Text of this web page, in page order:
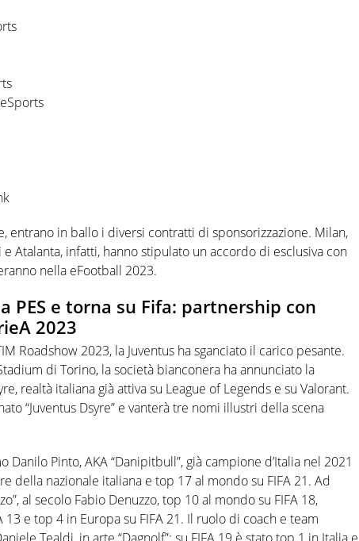
entrano in ballo i diversi contratti di sponsorizzazione. Milan,
e Atalanta, infatti, hanno stipulato un accordo di esclusiva con
nella eFootball 2023.
PES e torna su Fifa: partnership con
2023
Roadshow 2023, la Juventus ha sganciato il carico pesante.
di Torino, la società bianconera ha annunciato la
realtà italiana già attiva su League of Legends e su Valorant.
“Juventus Dsyre” e vanterà tre nomi illustri della scena
Danilo Pinto, AKA “Danipitbull”, già campione d’Italia nel 2021
della nazionale italiana e top 17 al mondo su FIFA 21. Ad
al secolo Fabio Denuzzo, top 10 al mondo su FIFA 18,
13 e top 4 in Europa su FIFA 21. Il ruolo di coach e team